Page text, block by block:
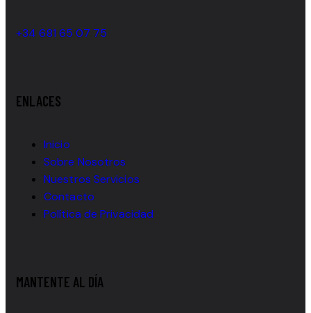
+34 681 65 07 75
ENLACES
Inicio
Sobre Nosotros
Nuestros Servicios
Contacto
Política de Privacidad
MANTENTE AL DÍA